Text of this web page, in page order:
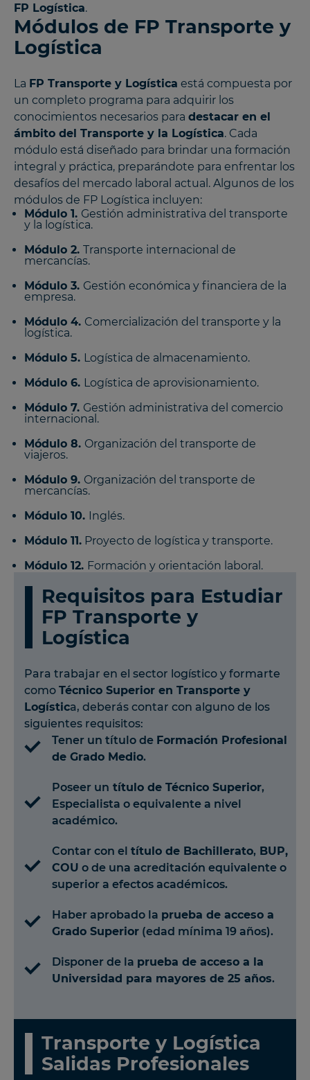
FP Logística.
Módulos de FP Transporte y
Logística
La FP Transporte y Logística está compuesta por
un completo programa para adquirir los
conocimientos necesarios para destacar en el
ámbito del Transporte y la Logística. Cada
módulo está diseñado para brindar una formación
integral y práctica, preparándote para enfrentar los
desafíos del mercado laboral actual. Algunos de los
módulos de FP Logística incluyen:
Módulo 1. Gestión administrativa del transporte
y la logística.
Módulo 2. Transporte internacional de
mercancías.
Módulo 3. Gestión económica y financiera de la
empresa.
Módulo 4. Comercialización del transporte y la
logística.
Módulo 5. Logística de almacenamiento.
Módulo 6. Logística de aprovisionamiento.
Módulo 7. Gestión administrativa del comercio
internacional.
Módulo 8. Organización del transporte de
viajeros.
Módulo 9. Organización del transporte de
mercancías.
Módulo 10. Inglés.
Módulo 11. Proyecto de logística y transporte.
Módulo 12. Formación y orientación laboral.
Requisitos para Estudiar
FP Transporte y
Logística
Para trabajar en el sector logístico y formarte
como Técnico Superior en Transporte y
Logística, deberás contar con alguno de los
siguientes requisitos:
Tener un título de Formación Profesional
de Grado Medio.
Poseer un título de Técnico Superior,
Especialista o equivalente a nivel
académico.
Contar con el título de Bachillerato, BUP,
COU o de una acreditación equivalente o
superior a efectos académicos.
Haber aprobado la prueba de acceso a
Grado Superior (edad mínima 19 años).
Disponer de la prueba de acceso a la
Universidad para mayores de 25 años.
Transporte y Logística
Salidas Profesionales